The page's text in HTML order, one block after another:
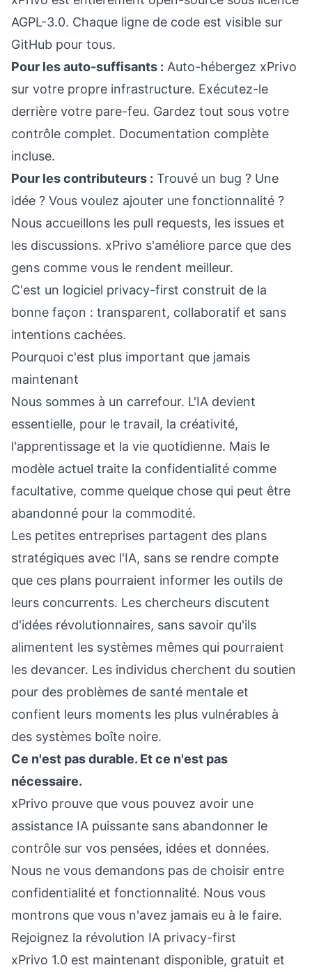
AGPL-3.0. Chaque ligne de code est visible sur
GitHub pour tous.
Pour les auto-suffisants : Auto-hébergez xPrivo
sur votre propre infrastructure. Exécutez-le
derrière votre pare-feu. Gardez tout sous votre
contrôle complet. Documentation complète
incluse.
Pour les contributeurs : Trouvé un bug ? Une
idée ? Vous voulez ajouter une fonctionnalité ?
Nous accueillons les pull requests, les issues et
les discussions. xPrivo s'améliore parce que des
gens comme vous le rendent meilleur.
C'est un logiciel privacy-first construit de la
bonne façon : transparent, collaboratif et sans
intentions cachées.
Pourquoi c'est plus important que jamais
maintenant
Nous sommes à un carrefour. L'IA devient
essentielle, pour le travail, la créativité,
l'apprentissage et la vie quotidienne. Mais le
modèle actuel traite la confidentialité comme
facultative, comme quelque chose qui peut être
abandonné pour la commodité.
Les petites entreprises partagent des plans
stratégiques avec l'IA, sans se rendre compte
que ces plans pourraient informer les outils de
leurs concurrents. Les chercheurs discutent
d'idées révolutionnaires, sans savoir qu'ils
alimentent les systèmes mêmes qui pourraient
les devancer. Les individus cherchent du soutien
pour des problèmes de santé mentale et
confient leurs moments les plus vulnérables à
des systèmes boîte noire.
Ce n'est pas durable. Et ce n'est pas
nécessaire.
xPrivo prouve que vous pouvez avoir une
assistance IA puissante sans abandonner le
contrôle sur vos pensées, idées et données.
Nous ne vous demandons pas de choisir entre
confidentialité et fonctionnalité. Nous vous
montrons que vous n'avez jamais eu à le faire.
Rejoignez la révolution IA privacy-first
xPrivo 1.0 est maintenant disponible, gratuit et